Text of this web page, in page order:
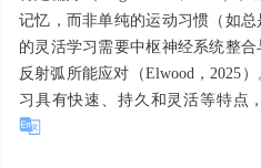
记忆，而非单纯的运动习惯（如
的灵活学习需要中枢神经系统整
反射弧所能应对（Elwood，2025
习具有快速、持久和灵活等特点